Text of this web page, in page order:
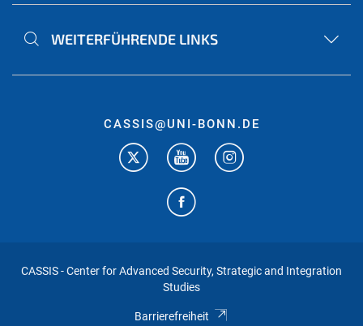
WEITERFÜHRENDE LINKS
CASSIS@UNI-BONN.DE
CASSIS - Center for Advanced Security, Strategic and Integration
Studies
Barrierefreiheit